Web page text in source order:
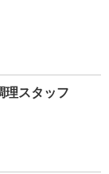
理スタッフ